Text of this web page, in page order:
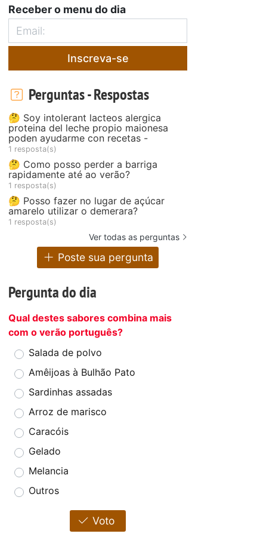
Receber o menu do dia
Inscreva-se
Perguntas - Respostas
🤔 Soy intolerant lacteos alergica
proteina del leche propio maionesa
poden ayudarme con recetas -
1 resposta(s)
🤔 Como posso perder a barriga
rapidamente até ao verão?
1 resposta(s)
🤔 Posso fazer no lugar de açúcar
amarelo utilizar o demerara?
1 resposta(s)
Ver todas as perguntas
Poste sua pergunta
Pergunta do dia
Qual destes sabores combina mais
com o verão português?
Salada de polvo
Amêijoas à Bulhão Pato
Sardinhas assadas
Arroz de marisco
Caracóis
Gelado
Melancia
Outros
Voto